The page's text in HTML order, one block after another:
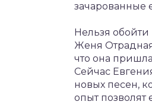
зачарованные
Нельзя
Женя Отрадная
что она
Сейчас
новых песен,
опыт позволят